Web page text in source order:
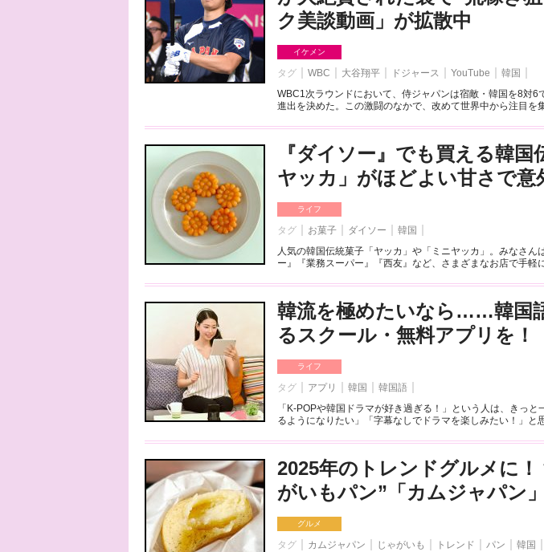
ク美談動画」が拡散中
イケメン
タグ WBC 大谷翔平 ドジャース YouTube
韓国
WBC1次ラウンドにおいて、侍ジャパンは宿敵・韓国を8対6
進出を決めた。この激闘のなかで、改めて世界中から注目を
『ダイソー』でも買える韓国
ヤッカ」がほどよい甘さで意
ライフ
タグ お菓子 ダイソー
韓国
人気の韓国伝統菓子「ヤッカ」や「ミニヤッカ」。みなさん
ー』『業務スーパー』『西友』など、さまざまなお店で手軽
韓流を極めたいなら……韓国
るスクール・無料アプリを！
ライフ
タグ アプリ 韓国
韓国語
「K-POPや韓国ドラマが好き過ぎる！」という人は、きっ
るようになりたい」「字幕なしでドラマを楽しみたい！」と
2025年のトレンドグルメに！
がいもパン”「カムジャパン
グルメ
タグ カムジャパン じゃがいも トレンド パン
韓国